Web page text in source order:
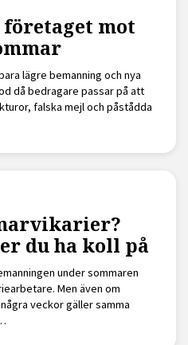
företaget mot
lägre bemanning och nya
då bedragare passar på att
falska mejl och påstådda
du ha koll på
under sommaren
Men även om
veckor gäller samma